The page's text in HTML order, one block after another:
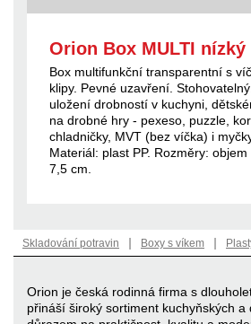
Orion Box MULTI nízký
Box multifunkční transparentní s
klipy. Pevné uzavření.
uložení drobností v kuchyni,
na drobné hry - pexeso, puzzle,
chladničky, MVT (bez víčka) i
Materiál: plast PP. Rozměry: objem
7,5 cm.
Skladování potravin | Boxy s víkem |
Orion je česká rodinná firma s
přináší široký sortiment kuchyňských